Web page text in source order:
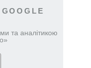
та аналітикою